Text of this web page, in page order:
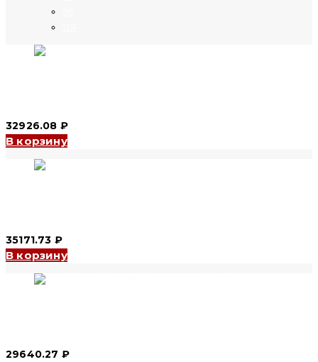
32926.08 ₽
В корзину
35171.73 ₽
В корзину
29640.27 ₽